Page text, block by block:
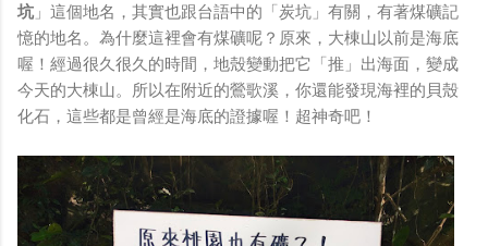
坑 」這個地名，其實也跟台語中的「炭坑」有關，有著煤礦記
憶的地名。為什麼這裡會有煤礦呢？原來，大棟山以前是海底
喔！經過很久很久的時間，地殼變動把它「推」出海面，變成
今天的大棟山。所以在附近的鶯歌溪，你還能發現海裡的貝殼
化石，這些都是曾經是海底的證據喔！超神奇吧！